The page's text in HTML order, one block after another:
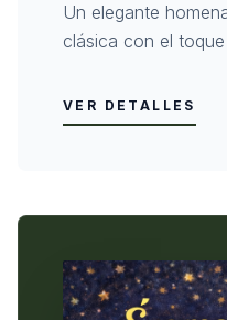
Un elegante
clásica con el
VER DETALLES